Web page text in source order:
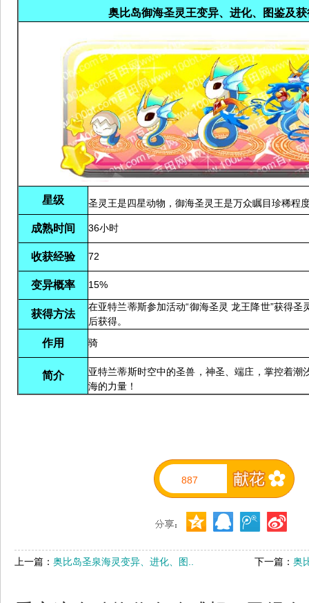
奥比岛御海圣灵王变异、进化、图鉴及
星级 圣灵王是四星动物，御海圣灵王是万众瞩目珍稀程
成熟时间 36小时
收获经验 72
变异概率 15%
获得方法
在亚特兰蒂斯参加活动“御海圣灵 龙王降世”获得圣
后获得。
作用 骑
简介
亚特兰蒂斯时空中的圣兽，神圣、端庄，掌控着潮
海的力量！
887
上一篇： 奥比岛圣泉海灵变异、进化、图.. 下一篇： 奥